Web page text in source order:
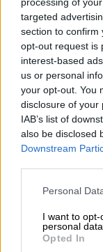
targeted
section to confirm
opt-out request is
interest-based
us or personal
your opt-out. You
disclosure of your
IAB’s list of
also be disclosed
Downstream
Please note that
not limited to
grant or deny
use your data for
Personal
I want to
personal data.
Opted In
με το πεδίο
της
σε άλλο
αναφέρεται
(της
του για την
τονίζει ότι
επιπτώσεις
την
Τι
της